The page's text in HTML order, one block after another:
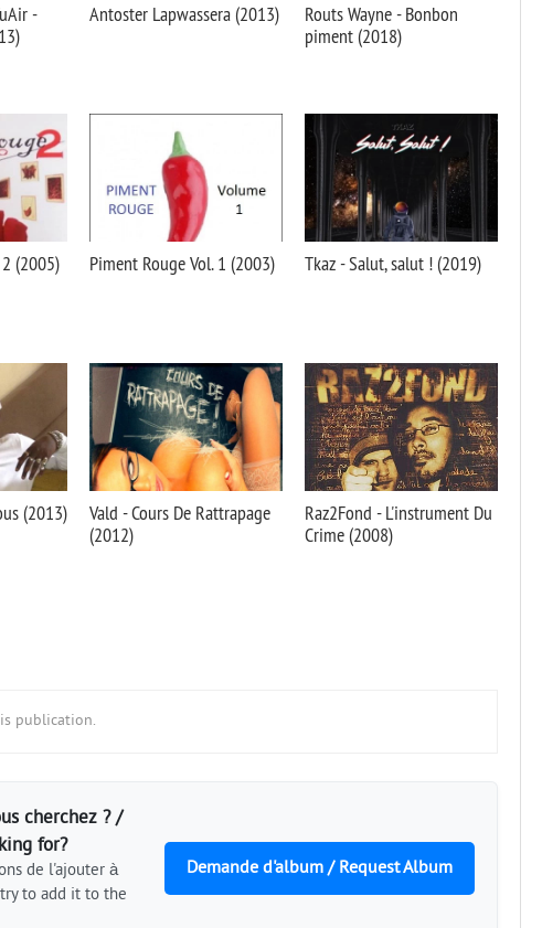
-
Antoster Lapwassera (2013)
Routs Wayne - Bonbon
piment (2018)
(2005) Piment Rouge Vol. 1 (2003) Tkaz - Salut, salut ! (2019)
(2013)
Vald - Cours De Rattrapage
(2012)
Raz2Fond - L'instrument Du
Crime (2008)
publication.
cherchez ? /
for?
de l'ajouter à
to add it to the
Demande d'album / Request Album